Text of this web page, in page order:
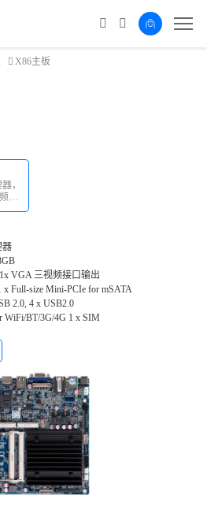
X86主板
，
接
器
VGA 三视频接口输出
x Full-size Mini-PCIe for mSATA
2.0, 4 x USB2.0
WiFi/BT/3G/4G 1 x SIM